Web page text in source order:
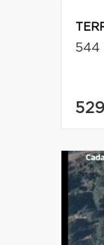
544